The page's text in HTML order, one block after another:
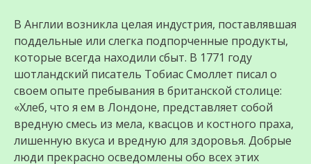
В Англии возникла целая индустрия, поставлявшая
поддельные или слегка подпорченные продукты,
которые всегда находили сбыт. В 1771 году
шотландский писатель Тобиас Смоллет писал о
своем опыте пребывания в британской столице:
«Хлеб, что я ем в Лондоне, представляет собой
вредную смесь из мела, квасцов и костного праха,
лишенную вкуса и вредную для здоровья. Добрые
люди прекрасно осведомлены обо всех этих